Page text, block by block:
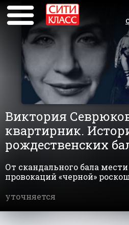
Виктория
квартирник.
рождественских
От скандального бала
провокаций «черной»
уточняется